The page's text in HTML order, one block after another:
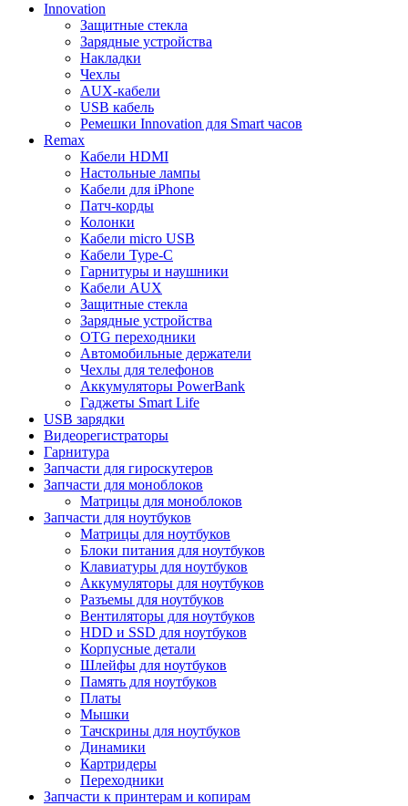
Innovation
Защитные стекла
Зарядные устройства
Накладки
Чехлы
AUX-кабели
USB кабель
Ремешки Innovation для Smart часов
Remax
Кабели HDMI
Настольные лампы
Кабели для iPhone
Патч-корды
Колонки
Кабели micro USB
Кабели Type-C
Гарнитуры и наушники
Кабели AUX
Защитные стекла
Зарядные устройства
OTG переходники
Автомобильные держатели
Чехлы для телефонов
Аккумуляторы PowerBank
Гаджеты Smart Life
USB зарядки
Видеорегистраторы
Гарнитура
Запчасти для гироскутеров
Запчасти для моноблоков
Матрицы для моноблоков
Запчасти для ноутбуков
Матрицы для ноутбуков
Блоки питания для ноутбуков
Клавиатуры для ноутбуков
Аккумуляторы для ноутбуков
Разъемы для ноутбуков
Вентиляторы для ноутбуков
HDD и SSD для ноутбуков
Корпусные детали
Шлейфы для ноутбуков
Память для ноутбуков
Платы
Мышки
Тачскрины для ноутбуков
Динамики
Картридеры
Переходники
Запчасти к принтерам и копирам